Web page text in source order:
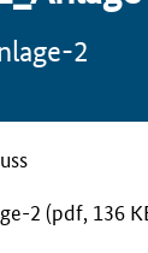
2
2 (pdf, 136